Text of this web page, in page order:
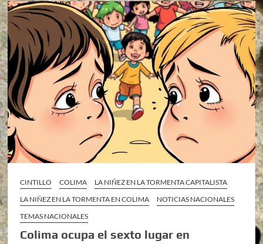
CINTILLO COLIMA
LA NIÑEZ EN LA TORMENTA CAPITALISTA
LA NIÑEZ EN LA TORMENTA EN COLIMA
NOTICIAS NACIONALES
TEMAS NACIONALES
Colima ocupa el sexto lugar en